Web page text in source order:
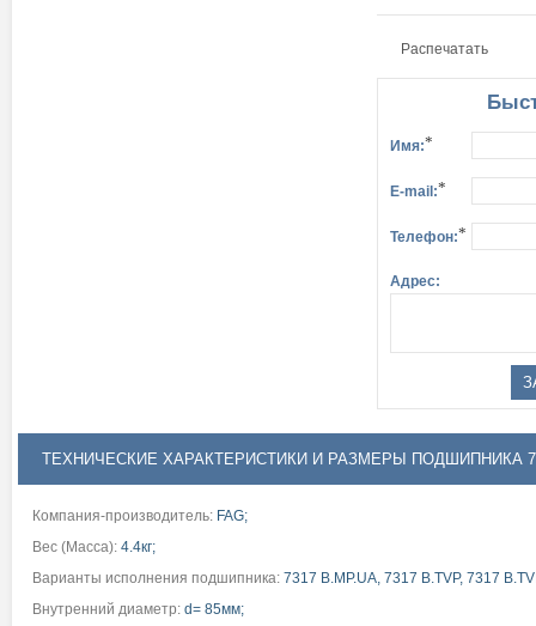
Распечатать
Имя:*
E-mail:*
Телефон:*
Адрес:
ТЕХНИЧЕСКИЕ ХАРАКТЕРИСТИКИ И РАЗМЕРЫ ПОДШИПНИКА
Компания-производитель: FAG;
Вес (Масса): 4.4кг;
Варианты исполнения подшипника: 7317 B.MP.UA, 7317 B.TVP, 7317
Внутренний диаметр: d= 85мм;